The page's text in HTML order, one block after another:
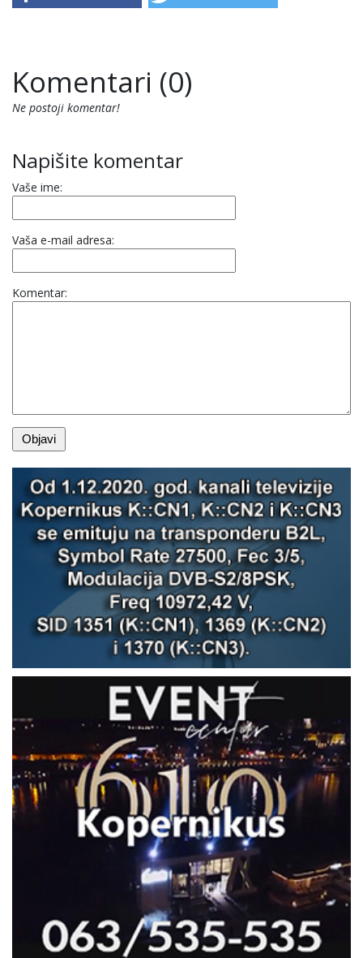
Komentari (0)
Ne postoji komentar!
Napišite komentar
Vaše ime:
Vaša e-mail adresa:
Komentar: